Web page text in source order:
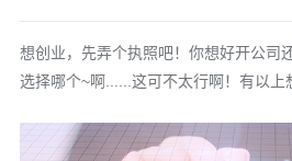
想创业，先弄个执照吧！你想好开公司
选择哪个~啊......这可不太行啊！有以上
不记账？凡从事生产、经营并有固定生